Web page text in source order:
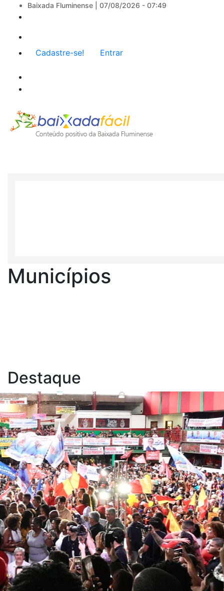
Baixada Fluminense | 07/08/2026 - 07:49
Menu
de
usuário
Cadastre-se! Entrar
Municípios
Destaque